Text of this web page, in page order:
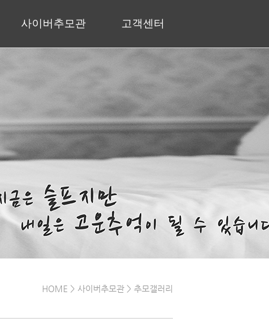
사이버추모관 고객센터
질문&답변
HOME > 사이버추모관 > 추모갤러리